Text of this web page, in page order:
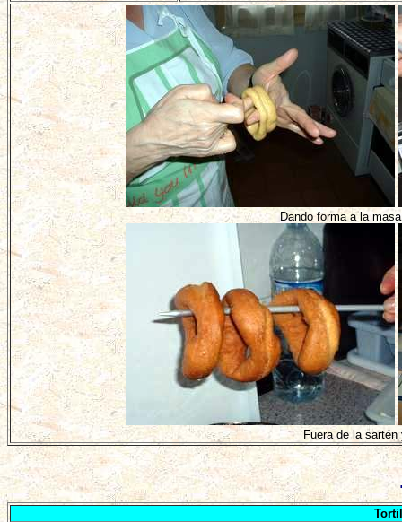
Dando forma a la
Fuera de la